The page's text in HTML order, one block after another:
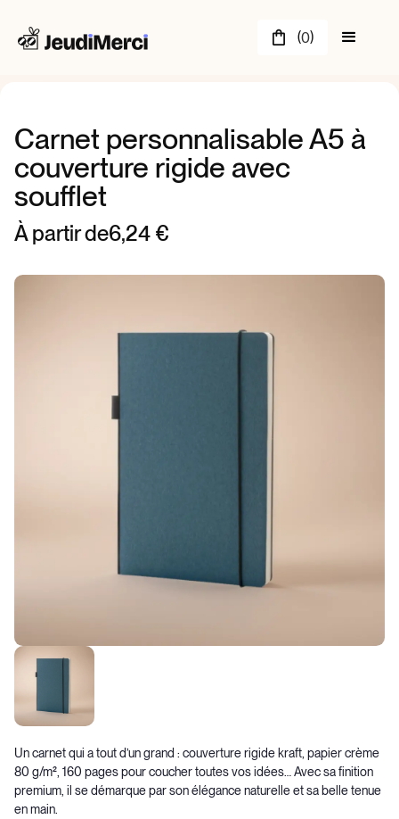
(0)
Carnet personnalisable A5 à
couverture rigide avec
soufflet
À partir de6,24 €
Un carnet qui a tout d’un grand : couverture rigide kraft, papier crème
80 g/m², 160 pages pour coucher toutes vos idées… Avec sa finition
premium, il se démarque par son élégance naturelle et sa belle tenue
en main.